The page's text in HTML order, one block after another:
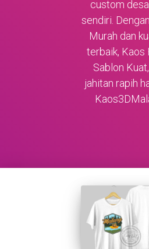
custom
sendiri.
Murah dan
terbaik, Kaos
Sablon
jahitan rapih